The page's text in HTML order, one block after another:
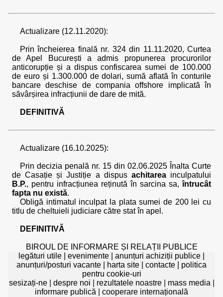
Actualizare (12.11.2020):
Prin încheierea finală nr. 324 din 11.11.2020, Curtea
de Apel București a admis propunerea procurorilor
anticorupție și a dispus confiscarea sumei de 100.000
de euro și 1.300.000 de dolari, sumă aflată în conturile
bancare deschise de compania offshore implicată în
săvârșirea infracțiunii de dare de mită.
DEFINITIVĂ
Actualizare (16.10.2025):
Prin decizia penală nr. 15 din 02.06.2025 Înalta Curte
de Casație și Justiție a dispus achitareainculpatului
B.P., pentru infracțiunea reținută în sarcina sa,întrucât
fapta nu există.
Obligă intimatul inculpat la plata sumei de 200 lei cu
titlu de cheltuieli judiciare către stat în apel.
DEFINITIVĂ
BIROUL DE INFORMARE ȘI RELAȚII PUBLICE
legături utile
evenimente anunțuri achiziții publice
anunțuri/posturi vacante
harta site contacte
politica
pentru cookie-uri
sesizați-ne| despre noi rezultatele noastre| mass media
informare publică
cooperare internațională